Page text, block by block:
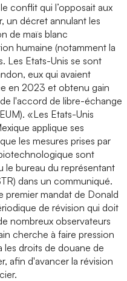
conflit qui l’opposait aux
un décret annulant les
de maïs blanc
humaine (notamment la
Les Etats-Unis se sont
eux qui avaient
en 2023 et obtenu gain
l'accord de libre-échange
«Les Etats-Unis
applique ses
les mesures prises par
sont
le bureau du représentant
dans un communiqué.
premier mandat de Donald
de révision qui doit
nombreux observateurs
cherche à faire pression
les droits de douane de
afin d'avancer la révision